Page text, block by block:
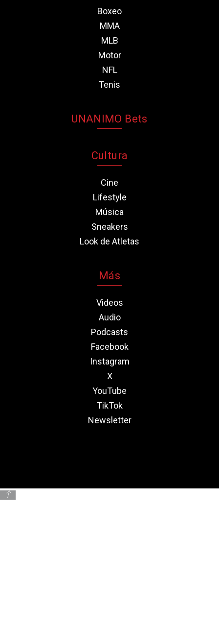
Boxeo
MMA
MLB
Motor
NFL
Tenis
UNANIMO Bets
Cultura
Cine
Lifestyle
Música
Sneakers
Look de Atletas
Más
Videos
Audio
Podcasts
Facebook
Instagram
X
YouTube
TikTok
Newsletter